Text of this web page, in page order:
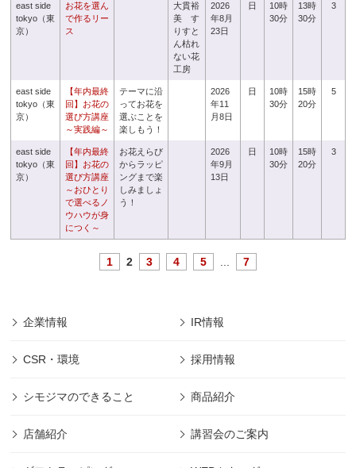
east side
tokyo（東
京）
お花を選ん
で作るリー
ス
大貫裕
美 す
りすと
ん枯れ
ない花
工房
2026
年8月
23日
日
10時
30分
13時
30分
3
east side
tokyo（東
京）
【年内最終
回】お花の
選び方講座
～実践編～
テーマに沿
ってお花を
選ぶことを
楽しもう！
2026
年11
月8日
日
10時
30分
15時
20分
5
east side
tokyo（東
京）
【年内最終
回】お花の
選び方講座
～おひとり
で選べるノ
ウハウが身
につく～
お花えらび
からラッピ
ングまで楽
しみましょ
う！
2026
年9月
13日
日
10時
30分
15時
20分
3
1 2 3 4 5 7
企業情報 IR情報
CSR・環境 採用情報
シモジマのできること 商品紹介
店舗紹介 講習会のご案内